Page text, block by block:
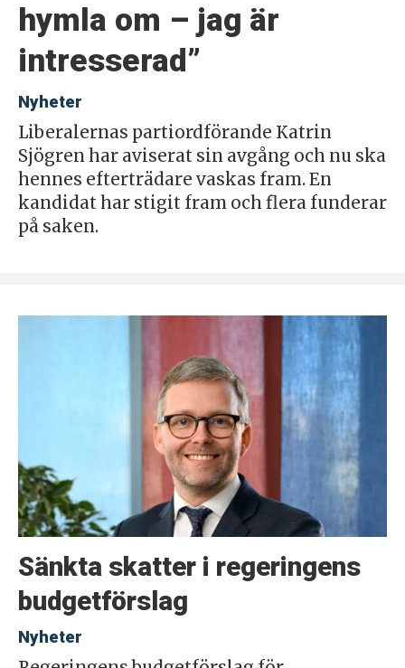
hymla om – jag är
intresserad”
Nyheter
Liberalernas partiordförande Katrin
Sjögren har aviserat sin avgång och nu ska
hennes efterträdare vaskas fram. En
kandidat har stigit fram och flera funderar
på saken.
Sänkta skatter i regeringens
budgetförslag
Nyheter